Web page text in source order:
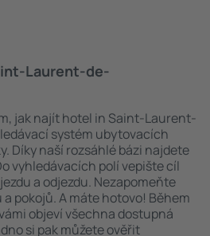
Laurent-de-
jak najít hotel in Saint-Laurent-
systém ubytovacích
Díky naší rozsáhlé bázi najdete
vyhledávacích polí vepište cíl
a odjezdu. Nezapomeňte
pokojů. A máte hotovo! Během
objeví všechna dostupná
si pak můžete ověřit